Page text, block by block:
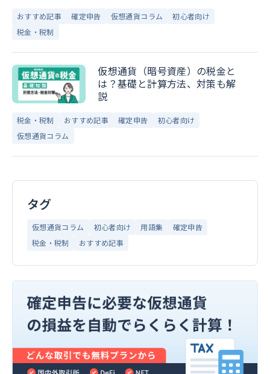
おすすめ記事 確定申告 仮想通貨コラム
初心者向け
税金・税制
仮想通貨（暗号資産）の税金と
は？基礎と計算方法、対策も解
説
税金・税制 おすすめ記事 確定申告
初心者向け
仮想通貨コラム
タグ
仮想通貨コラム 初心者向け 用語集
確定申告
税金・税制
おすすめ記事